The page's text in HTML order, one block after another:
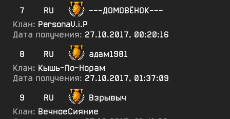
7
RU
---ДОМОВЁНОК---
Клан: PersonaV.i.P
Дата получения: 27.10.2017, 00:20:16
8
RU
адам1981
Клан: Кышь-По-Норам
Дата получения: 27.10.2017, 01:37:09
9
RU
Взрывыч
Клан: ВечноеСияние